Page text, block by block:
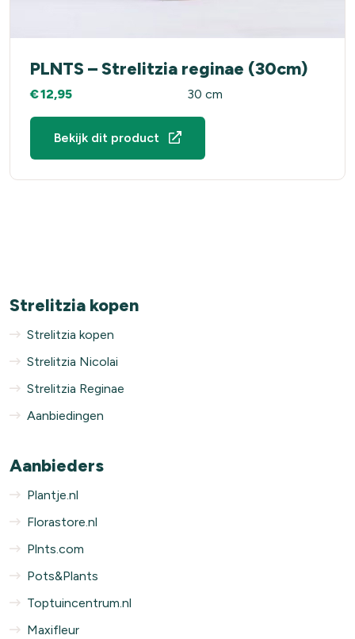
PLNTS – Strelitzia reginae (30cm)
€12,95 30 cm
Bekijk dit product
Strelitzia kopen
Strelitzia kopen
Strelitzia Nicolai
Strelitzia Reginae
Aanbiedingen
Aanbieders
Plantje.nl
Florastore.nl
Plnts.com
Pots&Plants
Toptuincentrum.nl
Maxifleur